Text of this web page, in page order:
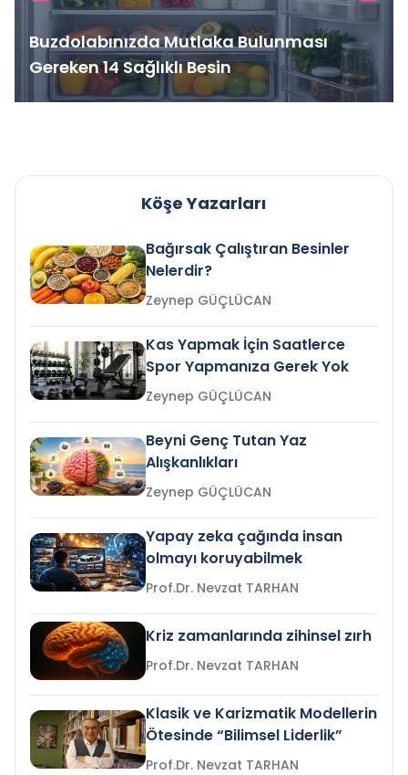
Buzdolabınızda Mutlaka Bulunması
Gereken 14 Sağlıklı Besin
Köşe Yazarları
Bağırsak Çalıştıran Besinler
Nelerdir?
Zeynep GÜÇLÜCAN
Kas Yapmak İçin Saatlerce
Spor Yapmanıza Gerek Yok
Zeynep GÜÇLÜCAN
Beyni Genç Tutan Yaz
Alışkanlıkları
Zeynep GÜÇLÜCAN
Yapay zeka çağında insan
olmayı koruyabilmek
Prof.Dr. Nevzat TARHAN
Kriz zamanlarında zihinsel zırh
Prof.Dr. Nevzat TARHAN
Klasik ve Karizmatik Modellerin
Ötesinde “Bilimsel Liderlik”
Prof.Dr. Nevzat TARHAN